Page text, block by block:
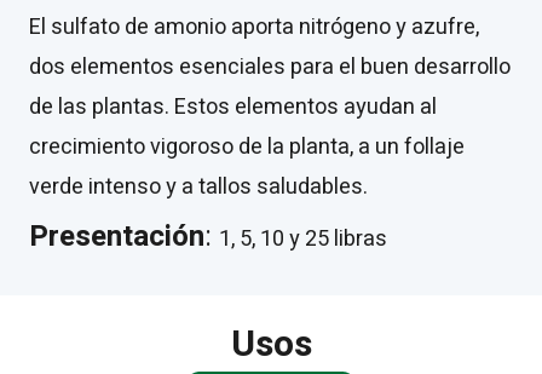
El sulfato de amonio aporta nitrógeno y azufre,
dos elementos esenciales para el buen desarrollo
de las plantas. Estos elementos ayudan al
crecimiento vigoroso de la planta, a un follaje
verde intenso y a tallos saludables.
Presentación: 1, 5, 10 y 25 libras
Usos